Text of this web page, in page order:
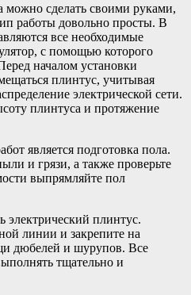
сделать своими руками,
работы довольно просты. В
все необходимые
с помощью которого
началом установки
плинтус, учитывая
электрической сети.
плинтуса и протяжение
является подготовка пола.
и грязи, а также проверьте
выпрямляйте пол
электрический плинтус.
линии и закрепите на
дюбелей и шурупов. Все
тщательно и